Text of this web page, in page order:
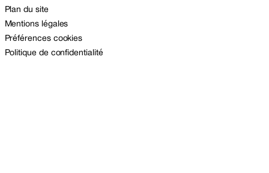
Plan du site
Mentions légales
Préférences cookies
Politique de confidentialité